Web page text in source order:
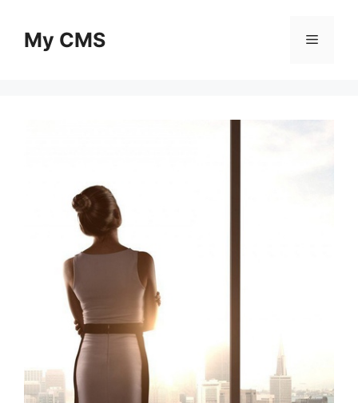
contentMy CMS Menu